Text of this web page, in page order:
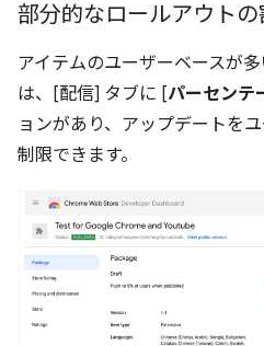
部分的なロールアウト
アイテムのユーザーベースが
は、[配信] タブに [パーセンテ
ョンがあり、アップデートを
制限できます。